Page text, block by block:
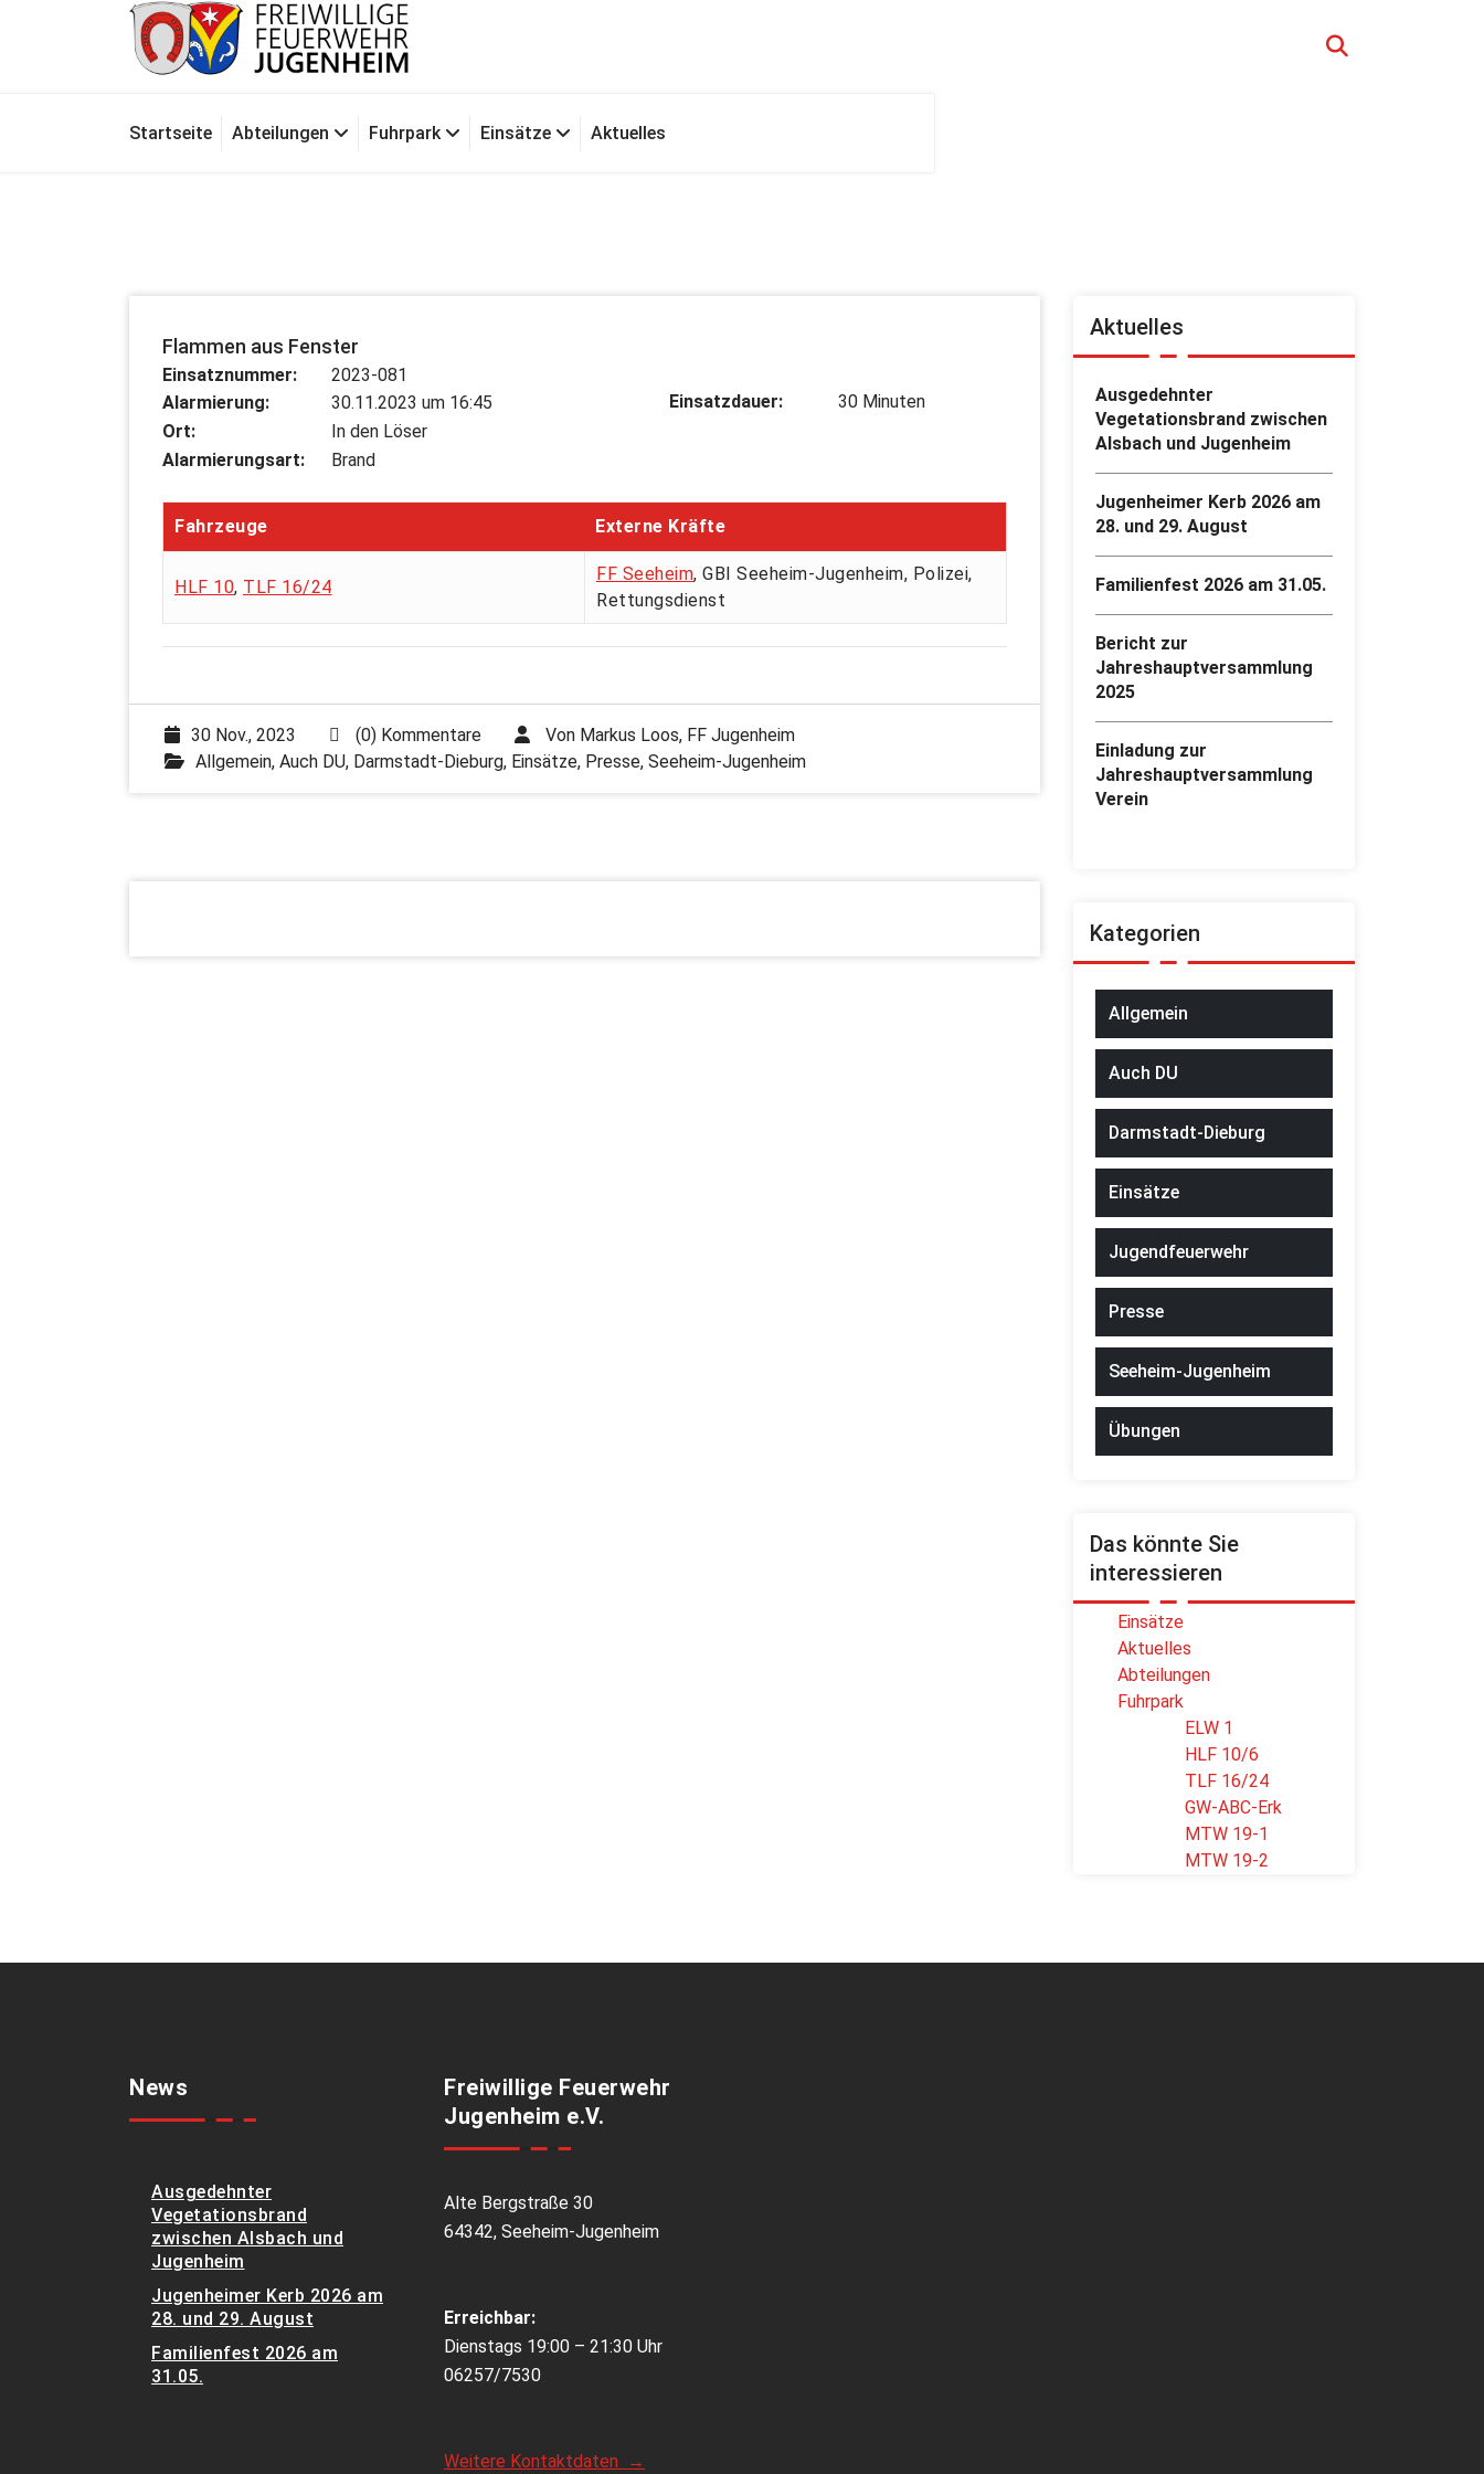
Startseite
Abteilungen Fuhrpark Einsätze Aktuelles
Flammen aus Fenster
Einsatznummer:
Alarmierung:
Ort:
Alarmierungsart:
2023-081
30.11.2023 um 16:45
In den Löser
Brand
Einsatzdauer: 30 Minuten
Fahrzeuge Externe Kräfte
HLF 10, TLF 16/24
FF Seeheim, GBI Seeheim-Jugenheim, Polizei,
Rettungsdienst
30 Nov., 2023 (0) Kommentare Von Markus Loos, FF Jugenheim
Allgemein, Auch DU, Darmstadt-Dieburg, Einsätze, Presse, Seeheim-Jugenheim
Aktuelles
Ausgedehnter
Vegetationsbrand zwischen
Alsbach und Jugenheim
Jugenheimer Kerb 2026 am
28. und 29. August
Familienfest 2026 am 31.05.
Bericht zur
Jahreshauptversammlung
2025
Einladung zur
Jahreshauptversammlung
Verein
Kategorien
Allgemein
Auch DU
Darmstadt-Dieburg
Einsätze
Jugendfeuerwehr
Presse
Seeheim-Jugenheim
Übungen
Das könnte Sie
interessieren
Einsätze
Aktuelles
Abteilungen
Fuhrpark
ELW 1
HLF 10/6
TLF 16/24
GW-ABC-Erk
MTW 19-1
MTW 19-2
News
Ausgedehnter
Vegetationsbrand
zwischen Alsbach und
Jugenheim
Jugenheimer Kerb 2026 am
28. und 29. August
Familienfest 2026 am
31.05.
Freiwillige Feuerwehr
Jugenheim e.V.
Alte Bergstraße 30
64342, Seeheim-Jugenheim
Erreichbar:
Dienstags 19:00 – 21:30 Uhr
06257/7530
Weitere Kontaktdaten →